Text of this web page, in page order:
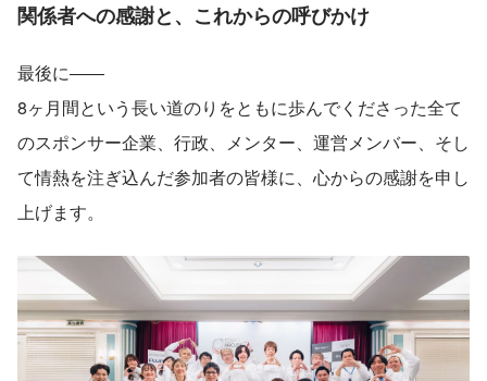
関係者への感謝と、これからの呼びかけ
最後に――
8ヶ月間という長い道のりをともに歩んでくださった全て
のスポンサー企業、行政、メンター、運営メンバー、そし
て情熱を注ぎ込んだ参加者の皆様に、心からの感謝を申し
上げます。